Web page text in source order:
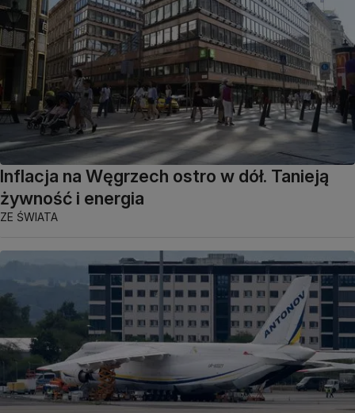
Inflacja na Węgrzech ostro w dół. Tanieją
żywność i energia
ZE ŚWIATA